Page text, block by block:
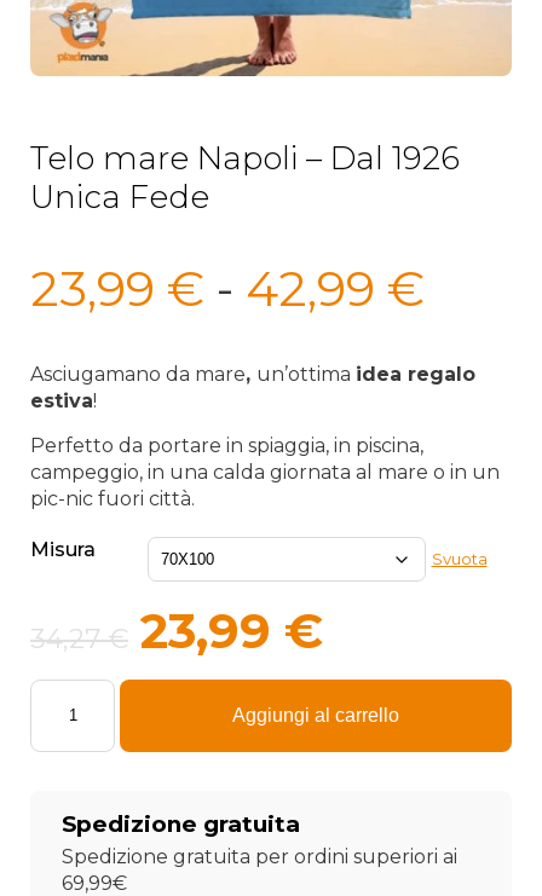
Telo mare Napoli – Dal 1926
Unica Fede
23,99 € - 42,99 €
a
Asciugamano da mare, un’ottima idea regalo
estiva!
Perfetto da portare in spiaggia, in piscina,
campeggio, in una calda giornata al mare o in un
pic-nic fuori città.
Misura Svuota
34,27€ Il
prezzo
originale
34,27 €.
23,99 €Il
prezzo
attuale
Telo
mare
–
Unica
Fede
quantità
Aggiungi al carrello
Spedizione gratuita
Spedizione gratuita per ordini superiori ai
69,99€